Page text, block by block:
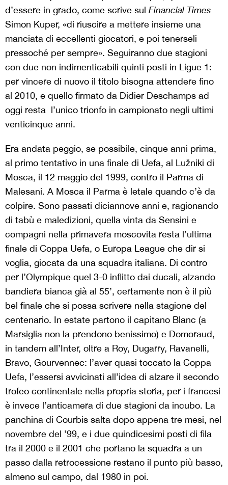
d’essere in grado, come scrive sul Financial Times
Simon Kuper, «di riuscire a mettere insieme una
manciata di eccellenti giocatori, e poi tenerseli
pressoché per sempre». Seguiranno due stagioni
con due non indimenticabili quinti posti in Ligue 1:
per vincere di nuovo il titolo bisogna attendere fino
al 2010, e quello firmato da Didier Deschamps ad
oggi resta l’unico trionfo in campionato negli ultimi
venticinque anni.
Era andata peggio, se possibile, cinque anni prima,
al primo tentativo in una finale di Uefa, al Lužniki di
Mosca, il 12 maggio del 1999, contro il Parma di
Malesani. A Mosca il Parma è letale quando c’è da
colpire. Sono passati diciannove anni e, ragionando
di tabù e maledizioni, quella vinta da Sensini e
compagni nella primavera moscovita resta l’ultima
finale di Coppa Uefa, o Europa League che dir si
voglia, giocata da una squadra italiana. Di contro
per l’Olympique quel 3-0 inflitto dai ducali, alzando
bandiera bianca già al 55’, certamente non è il più
bel finale che si possa scrivere nella stagione del
centenario. In estate partono il capitano Blanc (a
Marsiglia non la prendono benissimo) e Domoraud,
in tandem all’Inter, oltre a Roy, Dugarry, Ravanelli,
Bravo, Gourvennec: l’aver quasi toccato la Coppa
Uefa, l’essersi avvicinati all’idea di alzare il secondo
trofeo continentale nella propria storia, per i francesi
è invece l’anticamera di due stagioni da incubo. La
panchina di Courbis salta dopo appena tre mesi, nel
novembre del ’99, e i due quindicesimi posti di fila
tra il 2000 e il 2001 che portano la squadra a un
passo dalla retrocessione restano il punto più basso,
almeno sul campo, dal 1980 in poi.